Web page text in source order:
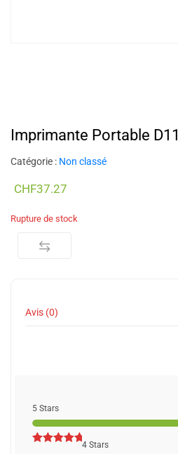
Imprimante Portable D11
Catégorie : Non classé
CHF37.27
Rupture de stock
Avis (0)
5 Stars
4 Stars